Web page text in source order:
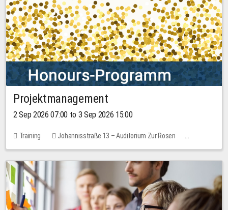
Projektmanagement
2 Sep 2026 07:00 to 3 Sep 2026 15:00
Training
Johannisstraße 13 – Auditorium Zur Rosen
1 place